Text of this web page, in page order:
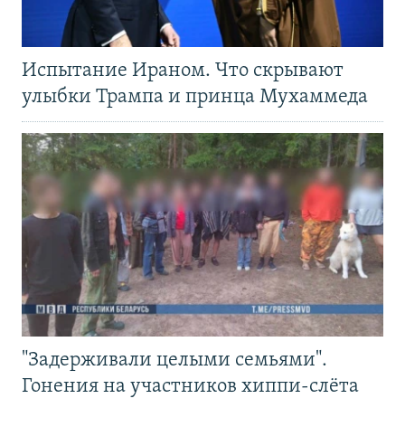
Испытание Ираном. Что скрывают
улыбки Трампа и принца Мухаммеда
"Задерживали целыми семьями".
Гонения на участников хиппи-слёта